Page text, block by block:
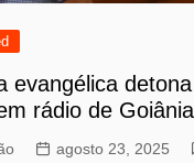
evangélica
rádio de Goiânia
agosto 23, 2025